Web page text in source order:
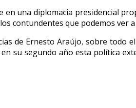
una diplomacia presidencial
contundentes que podemos ver
de Ernesto Araújo, sobre todo
su segundo año esta política